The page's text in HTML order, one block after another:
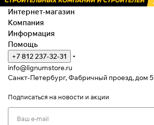
Интернет-магазин
Компания
Информация
Помощь
+7 812 237-32-31
info@lignumstore.ru
Санкт-Петербург, Фабричный проезд, дом 5
Подписаться на новости и акции